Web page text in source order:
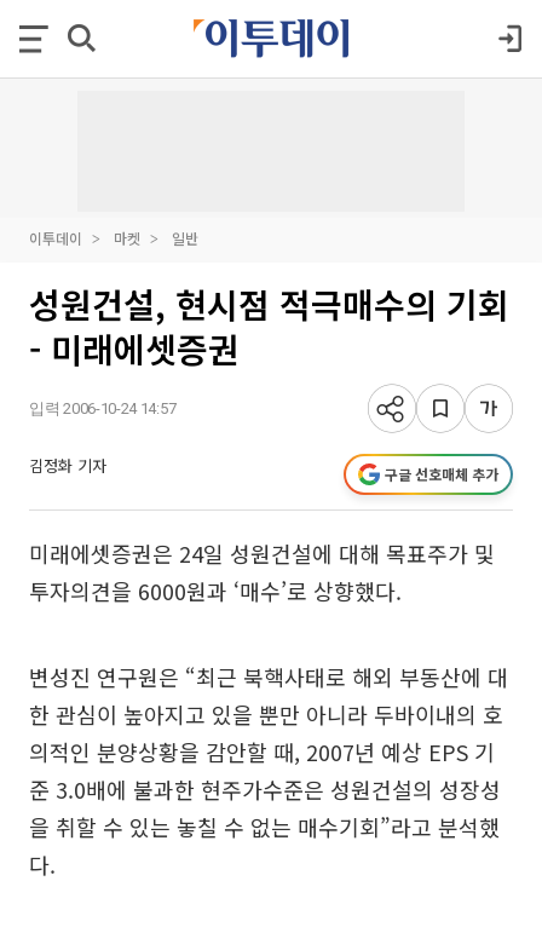
이투데이 마켓 일반
성원건설, 현시점 적극매수의 기회
- 미래에셋증권
입력 2006-10-24 14:57
김정화 기자 구글 선호매체 추가
미래에셋증권은 24일 성원건설에 대해 목표주가 및
투자의견을 6000원과 ‘매수’로 상향했다.
변성진 연구원은 “최근 북핵사태로 해외 부동산에 대
한 관심이 높아지고 있을 뿐만 아니라 두바이내의 호
의적인 분양상황을 감안할 때, 2007년 예상 EPS 기
준 3.0배에 불과한 현주가수준은 성원건설의 성장성
을 취할 수 있는 놓칠 수 없는 매수기회”라고 분석했
다.